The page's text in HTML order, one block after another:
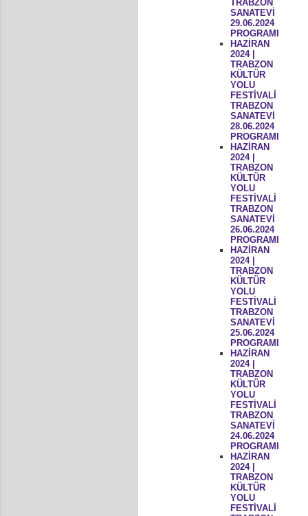
TRABZON
SANATEVİ
29.06.2024
PROGRAMI
HAZİRAN
2024 |
TRABZON
KÜLTÜR
YOLU
FESTİVALİ
TRABZON
SANATEVİ
28.06.2024
PROGRAMI
HAZİRAN
2024 |
TRABZON
KÜLTÜR
YOLU
FESTİVALİ
TRABZON
SANATEVİ
26.06.2024
PROGRAMI
HAZİRAN
2024 |
TRABZON
KÜLTÜR
YOLU
FESTİVALİ
TRABZON
SANATEVİ
25.06.2024
PROGRAMI
HAZİRAN
2024 |
TRABZON
KÜLTÜR
YOLU
FESTİVALİ
TRABZON
SANATEVİ
24.06.2024
PROGRAMI
HAZİRAN
2024 |
TRABZON
KÜLTÜR
YOLU
FESTİVALİ